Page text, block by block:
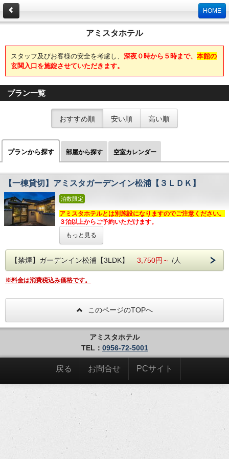
HOME
アミスタホテル
スタッフ及びお客様の安全を考慮し、 深夜０時から５時まで、 本館の
玄関入口を施錠させていただきます。
プラン一覧
おすすめ順 安い順 高い順
プランから探す 部屋から探す 空室カレンダー
【一棟貸切】アミスタガーデンイン松浦【３ＬＤＫ】
泊数限定
アミスタホテルとは別施設になりますのでご注意ください。
３泊以上からご予約いただけます。
長崎県松浦市の市街地に建つ一棟貸しの住宅。
自宅のような空間でくつろぎのひとときを。
便性もありながら、周囲を気にすることなくゆったりとお過
ごしいただけます。
セミダブルベッドの寝室3部屋。家族、恋人、ご友人同士、
一戸建て丸々貸切だから、プライバシーを保ちながらも大人
数でのご宿泊をお楽しみください。
★ アミスタガーデンイン松浦のポイント ★
○全室セミダブルベッド（122cmサイズ）使
用
○広々としたリビングあり
○全室WiFi対応
○洗濯機や浴室乾燥機の利用も無料です。
（洗剤あり）
○ＩＨキッチン、電子レンジ、冷蔵庫等も完
備
もっと見る
【禁煙】ガーデンイン松浦【3LDK】 3,750円～ /人
※料金は消費税込み価格です。
このページのTOPへ
アミスタホテル
TEL： 0956-72-5001
戻る お問合せ PCサイト